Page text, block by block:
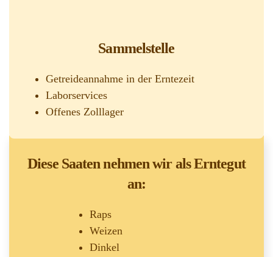
Sammelstelle
Getreideannahme in der Erntezeit
Laborservices
Offenes Zolllager
Diese Saaten nehmen wir als Erntegut
an:
Raps
Weizen
Dinkel